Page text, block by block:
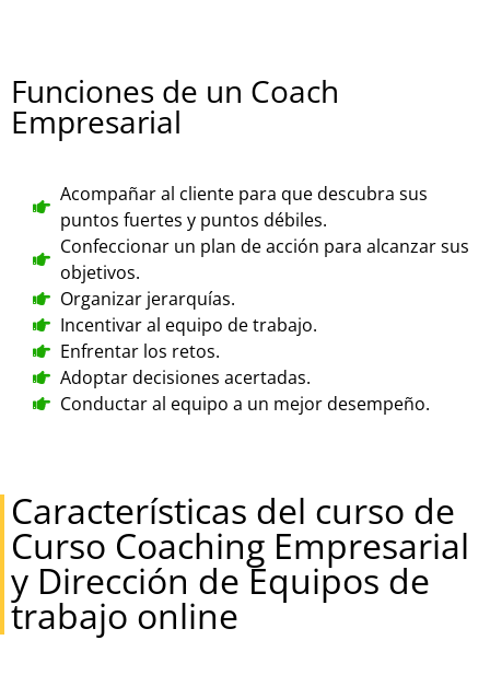
Funciones de un Coach
Empresarial
Acompañar al cliente para que descubra sus
puntos fuertes y puntos débiles.
Confeccionar un plan de acción para alcanzar sus
objetivos.
Organizar jerarquías.
Incentivar al equipo de trabajo.
Enfrentar los retos.
Adoptar decisiones acertadas.
Conductar al equipo a un mejor desempeño.
Características del curso de
Curso Coaching Empresarial
y Dirección de Equipos de
trabajo online